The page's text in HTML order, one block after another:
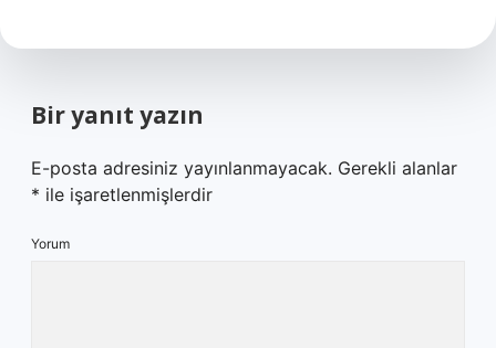
Bir yanıt yazın
E-posta adresiniz yayınlanmayacak. Gerekli alanlar
* ile işaretlenmişlerdir
Yorum